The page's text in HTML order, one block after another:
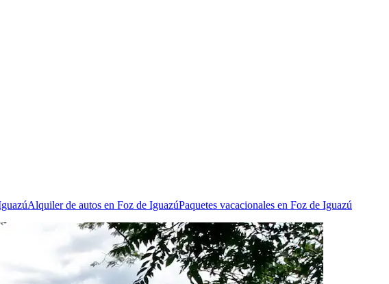
Alquiler de autos en Foz de IguazúPaquetes vacacionales en Foz de Iguazú